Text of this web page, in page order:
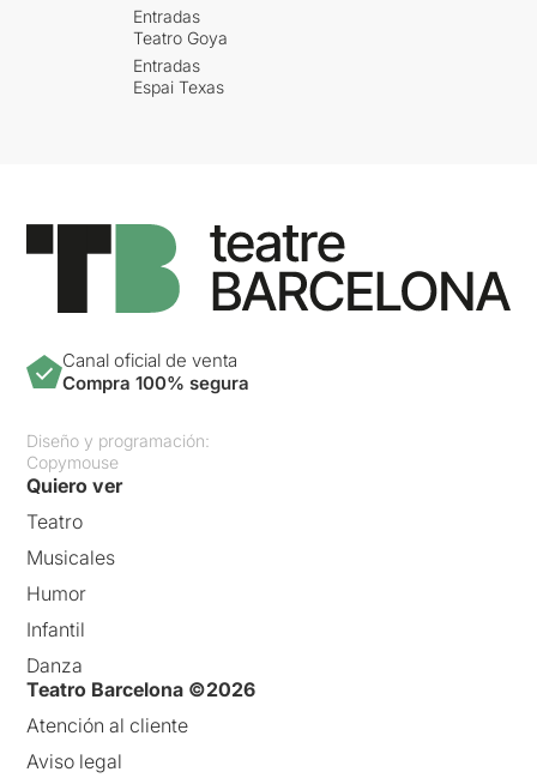
Entradas
Teatro Goya
Entradas
Espai Texas
Canal oficial de venta
Compra 100% segura
Diseño y programación:
Copymouse
Quiero ver
Teatro
Musicales
Humor
Infantil
Danza
Teatro Barcelona ©2026
Atención al cliente
Aviso legal